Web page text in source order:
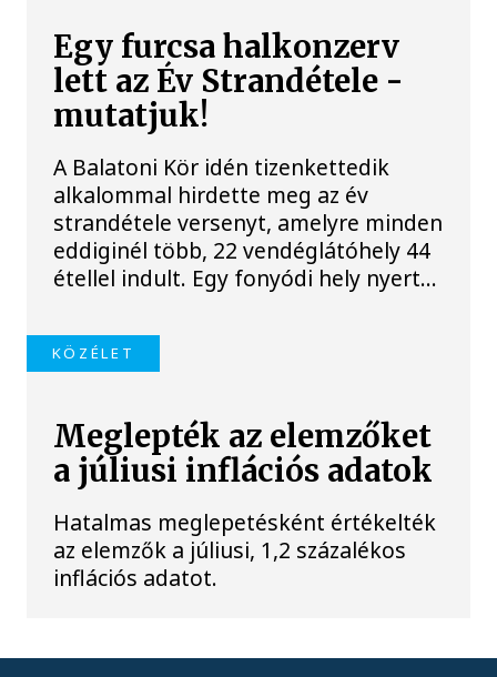
Egy furcsa halkonzerv
lett az Év Strandétele -
mutatjuk!
A Balatoni Kör idén tizenkettedik
alkalommal hirdette meg az év
strandétele versenyt, amelyre minden
eddiginél több, 22 vendéglátóhely 44
étellel indult. Egy fonyódi hely nyert...
KÖZÉLET
Meglepték az elemzőket
a júliusi inflációs adatok
Hatalmas meglepetésként értékelték
az elemzők a júliusi, 1,2 százalékos
inflációs adatot.